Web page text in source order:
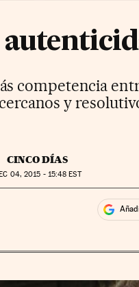
competencia
y
CINCO DÍAS
04, 2015 - 15:48 EST